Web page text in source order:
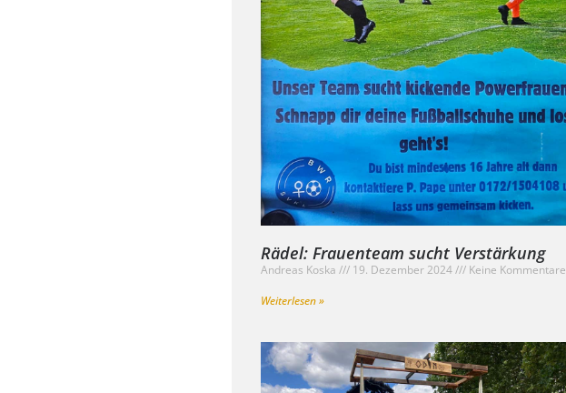
Rädel: Frauenteam sucht Verstärkung
Andreas Koska 19. Dezember 2024
Keine Kommentare
Weiterlesen »